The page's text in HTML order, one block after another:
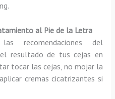
al Pie de la Letra
recomendaciones del
resultado de tus cejas en
tocar las cejas, no mojar la
cremas cicatrizantes si